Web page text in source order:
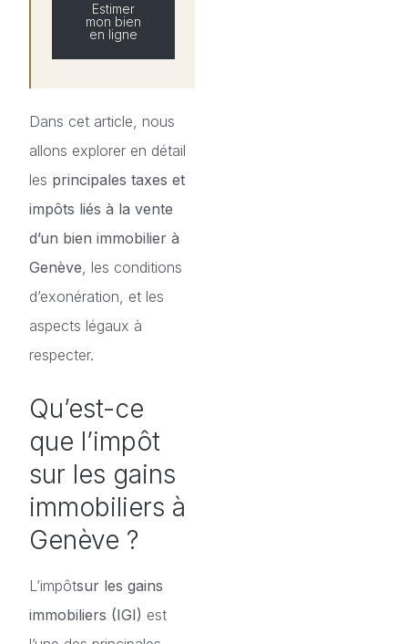
Estimer
mon bien
en ligne
Dans cet article, nous
allons explorer en détail
les principales taxes et
impôts liés à la vente
d’un bien immobilier à
Genève , les conditions
d’exonération, et les
aspects légaux à
respecter.
Qu’est-ce
que l’impôt
sur les gains
immobiliers à
Genève ?
L’impôtsur les gains
immobiliers (IGI) est